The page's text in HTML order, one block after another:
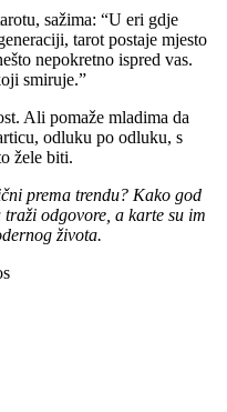
sažima: “U eri gdje
tarot postaje mjesto
nepokretno ispred vas.
smiruje.”
Ali pomaže mladima da
odluku po odluku, s
žele biti.
prema trendu? Kako god
odgovore, a karte su im
života.